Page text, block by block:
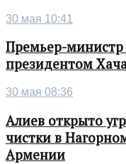
30 мая 10:41
Премьер-министр
президентом
30 мая 08:36
Алиев открыто
чистки в
Армении